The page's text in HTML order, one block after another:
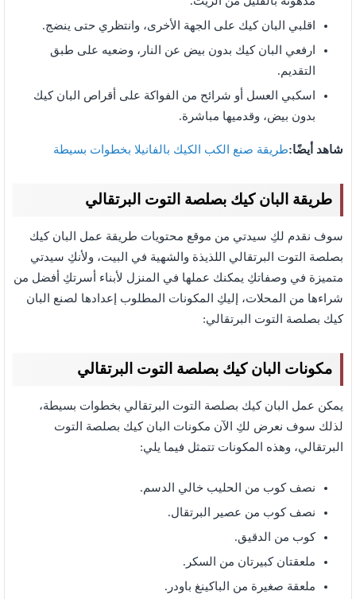
اقلبي البان كيك على الجهة الأخرى، وانتظري حتى ينضج.
ارفعي البان كيك بدون بيض عن النار، وضعيه على طبق
التقديم.
اسكبي العسل أو شرائح من الفواكة على أقراص البان كيك
بدون بيض، وقدميها مباشرة.
شاهد أيضًا:طريقة صنع الكب الكيك بالفانيلا بخطوات بسيطة
طريقة البان كيك بصلصة التوت البرتقالي
سوف نقدم لكِ سيدتي من موقع محتويات طريقة عمل البان كيك
بصلصة التوت البرتقالي اللذيذة والشهية في البيت، ولأنكِ سيدتي
متميزة في وصفاتكِ يمكنك عملها في المنزل لأبناء أسرتكِ أفضل من
شراءها من المحلات، إليكِ المكونات المطلوب إعدادها لصنع البان
كيك بصلصة التوت البرتقالي:
مكونات البان كيك بصلصة التوت البرتقالي
يمكن عمل البان كيك بصلصة التوت البرتقالي بخطوات بسيطة،
لذلك سوف نعرض لكِ الآن مكونات البان كيك بصلصة التوت
البرتقالي، وهذه المكونات تتمثل فيما يلي:
نصف كوب من الحليب خالي الدسم.
نصف كوب من عصير البرتقال.
كوب من الدقيق.
ملعقتان كبيرتان من السكر.
ملعقة صغيرة من الباكينغ باودر.